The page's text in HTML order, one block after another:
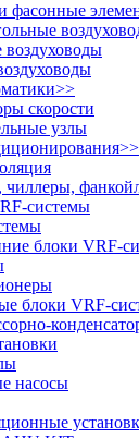
фасонные
воздуховоды
>>
скорости
узлы
>>
чиллеры,
системы
блоки VRF-
блоки VRF-
насосы